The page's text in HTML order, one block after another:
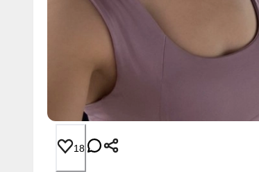
18